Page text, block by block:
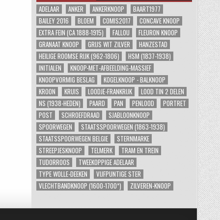
ADELAAR ANKER ANKERKNOOP
BAART1977
BAILEY 2016
BLOEM COMIS2017
CONCAVE KNOOP
EXTRA FEIN (CA 1888-1915)
FALLOU
FLEURON KNOOP
GRANAAT KNOOP
GRIJS WIT ZILVER
HANZESTAD
HEILIGE ROOMSE RIJK (962-1806)
HSM (1837-1938)
INITIALEN
KNOOP-MET-AFBEELDING-MASSIEF
KNOOPVORMIG BESLAG
KOGELKNOOP - BALKNOOP
KROON
KRUIS LOODJE-FRANKRIJK
LOOD TIN 2 DELEN
NS (1938-HEDEN)
PAARD PAN PENLOOD
PORTRET
POST
SCHROEFDRAAD
SJABLOONKNOOP
SPOORWEGEN
STAATSSPOORWEGEN (1863-1938)
STAATSSPOORWEGEN BELGIE
STERNMARKE
STREEPJESKNOOP
TELMERK
TRAM EN TREIN
TUDORROOS
TWEEKOPPIGE ADELAAR
TYPE WOLLE-DEEKEN
VIJFPUNTIGE STER
VLECHTBANDKNOOP (1600-1700*)
ZILVEREN-KNOOP